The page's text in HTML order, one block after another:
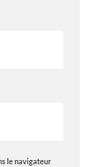
le navigateur